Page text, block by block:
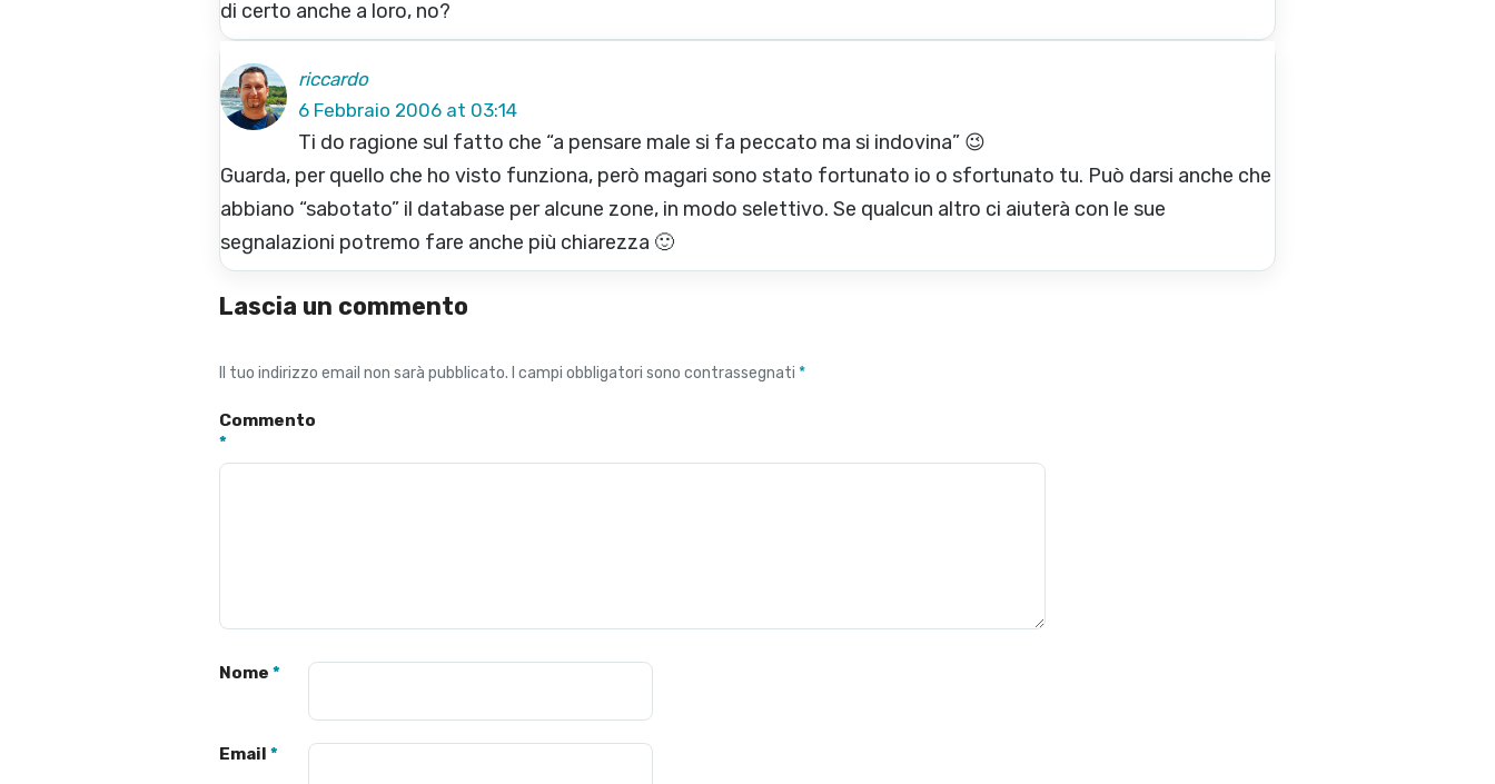
di certo anche a loro, no?
riccardo
6 Febbraio 2006 at 03:14
Ti do ragione sul fatto che “a pensare male si fa peccato ma si indovina” 😉
Guarda, per quello che ho visto funziona, però magari sono stato fortunato io o sfortunato tu. Può darsi anche che
abbiano “sabotato” il database per alcune zone, in modo selettivo. Se qualcun altro ci aiuterà con le sue
segnalazioni potremo fare anche più chiarezza 🙂
Lascia un commento
Il tuo indirizzo email non sarà pubblicato. I campi obbligatori sono contrassegnati *
Commento
*
Nome *
Email *